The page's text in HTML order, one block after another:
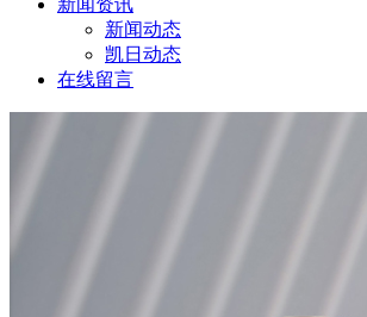
新闻资讯
新闻动态
凯日动态
在线留言